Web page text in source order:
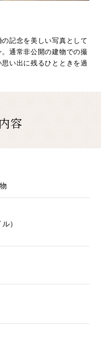
記念を美しい写真として
通常非公開の建物での撮
い出に残るひとときを過
容
）